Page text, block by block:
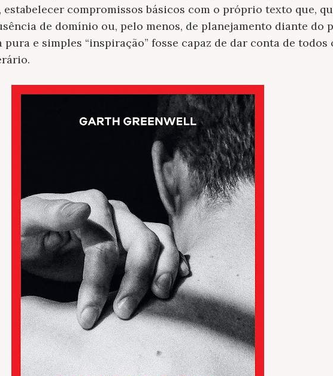
compromissos básicos com o próprio texto que,
de domínio ou, pelo menos, de planejamento diante do
e simples “inspiração” fosse capaz de dar conta de todos